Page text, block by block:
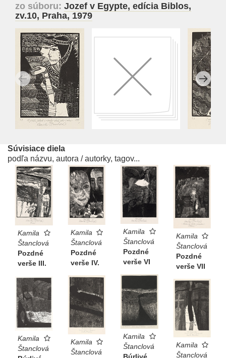
zo súboru: Jozef v Egypte, edícia Biblos,
zv.10, Praha, 1979
Súvisiace diela
podľa názvu, autora / autorky, tagov...
Kamila
Štanclová
Pozdné
verše III.
Kamila
Štanclová
Pozdné
verše IV.
Kamila
Štanclová
Pozdné
verše VI
Kamila
Štanclová
Pozdné
verše VII
Kamila
Štanclová
Kamila
Štanclová
Kamila
Štanclová
Kamila
Štanclová